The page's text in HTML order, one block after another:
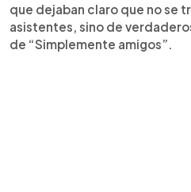
que dejaban claro que no se
asistentes, sino de
de “Simplemente amigos”.